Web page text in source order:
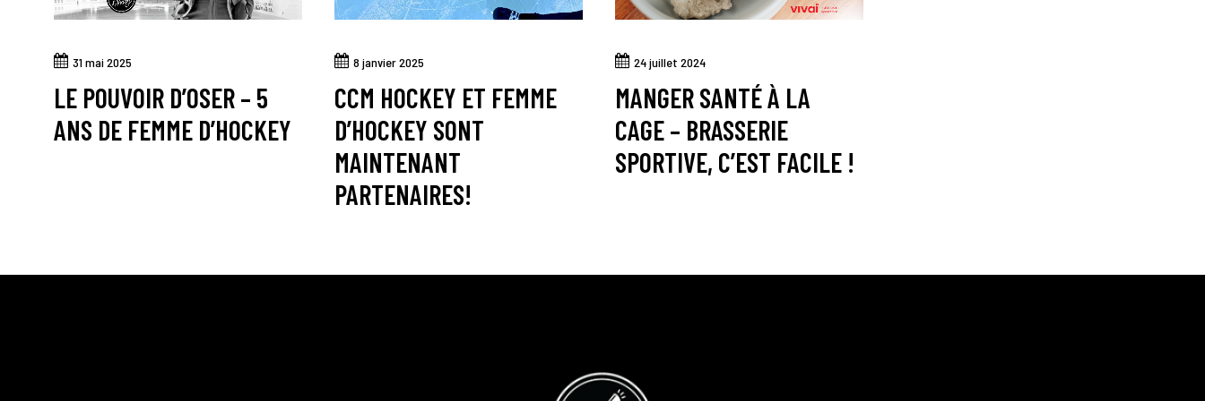
31 mai 2025
LE POUVOIR D’OSER – 5
ANS DE FEMME D’HOCKEY
8 janvier 2025
CCM HOCKEY ET FEMME
D’HOCKEY SONT
MAINTENANT
PARTENAIRES!
24 juillet 2024
MANGER SANTÉ À LA
CAGE – BRASSERIE
SPORTIVE, C’EST FACILE !